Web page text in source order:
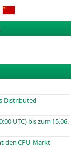
Distributed
UTC) bis zum 15.06.
den CPU-Markt